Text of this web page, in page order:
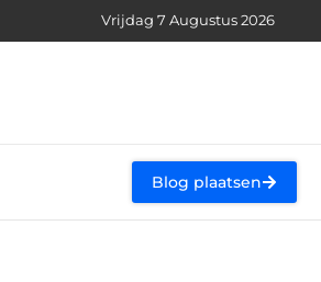
Vrijdag 7 Augustus 2026
Blog plaatsen